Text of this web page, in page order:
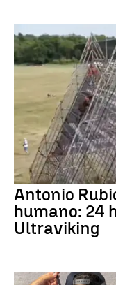
Antonio
humano: 24
Ultraviking